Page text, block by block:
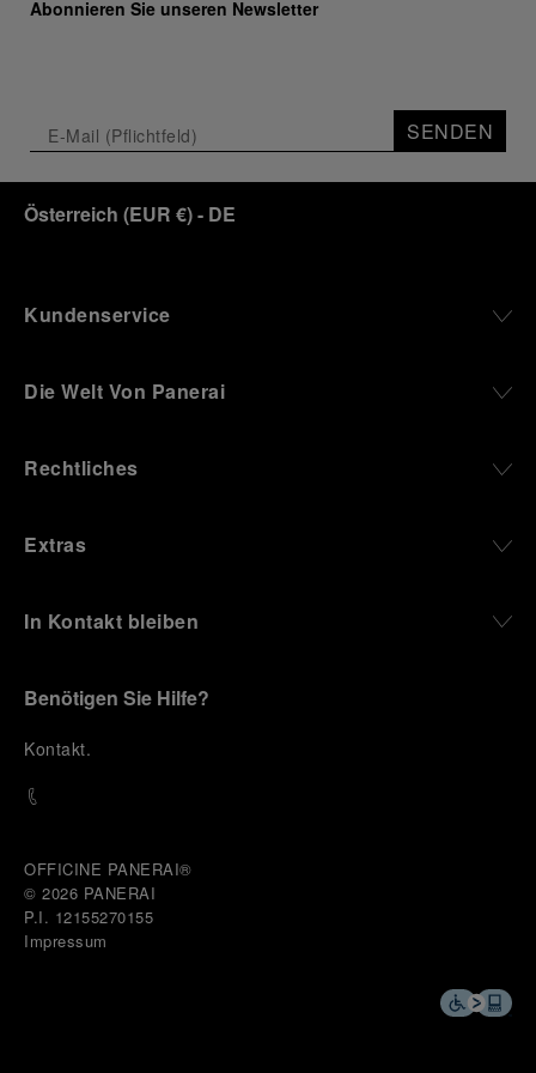
Abonnieren Sie unseren Newsletter
SENDEN
Österreich (EUR €)- DE
Kundenservice
Die Welt Von Panerai
Rechtliches
Extras
In Kontakt bleiben
Benötigen Sie Hilfe?
Kontakt.
OFFICINE PANERAI®
© 2026 PANERAI
P.I. 12155270155
Impressum